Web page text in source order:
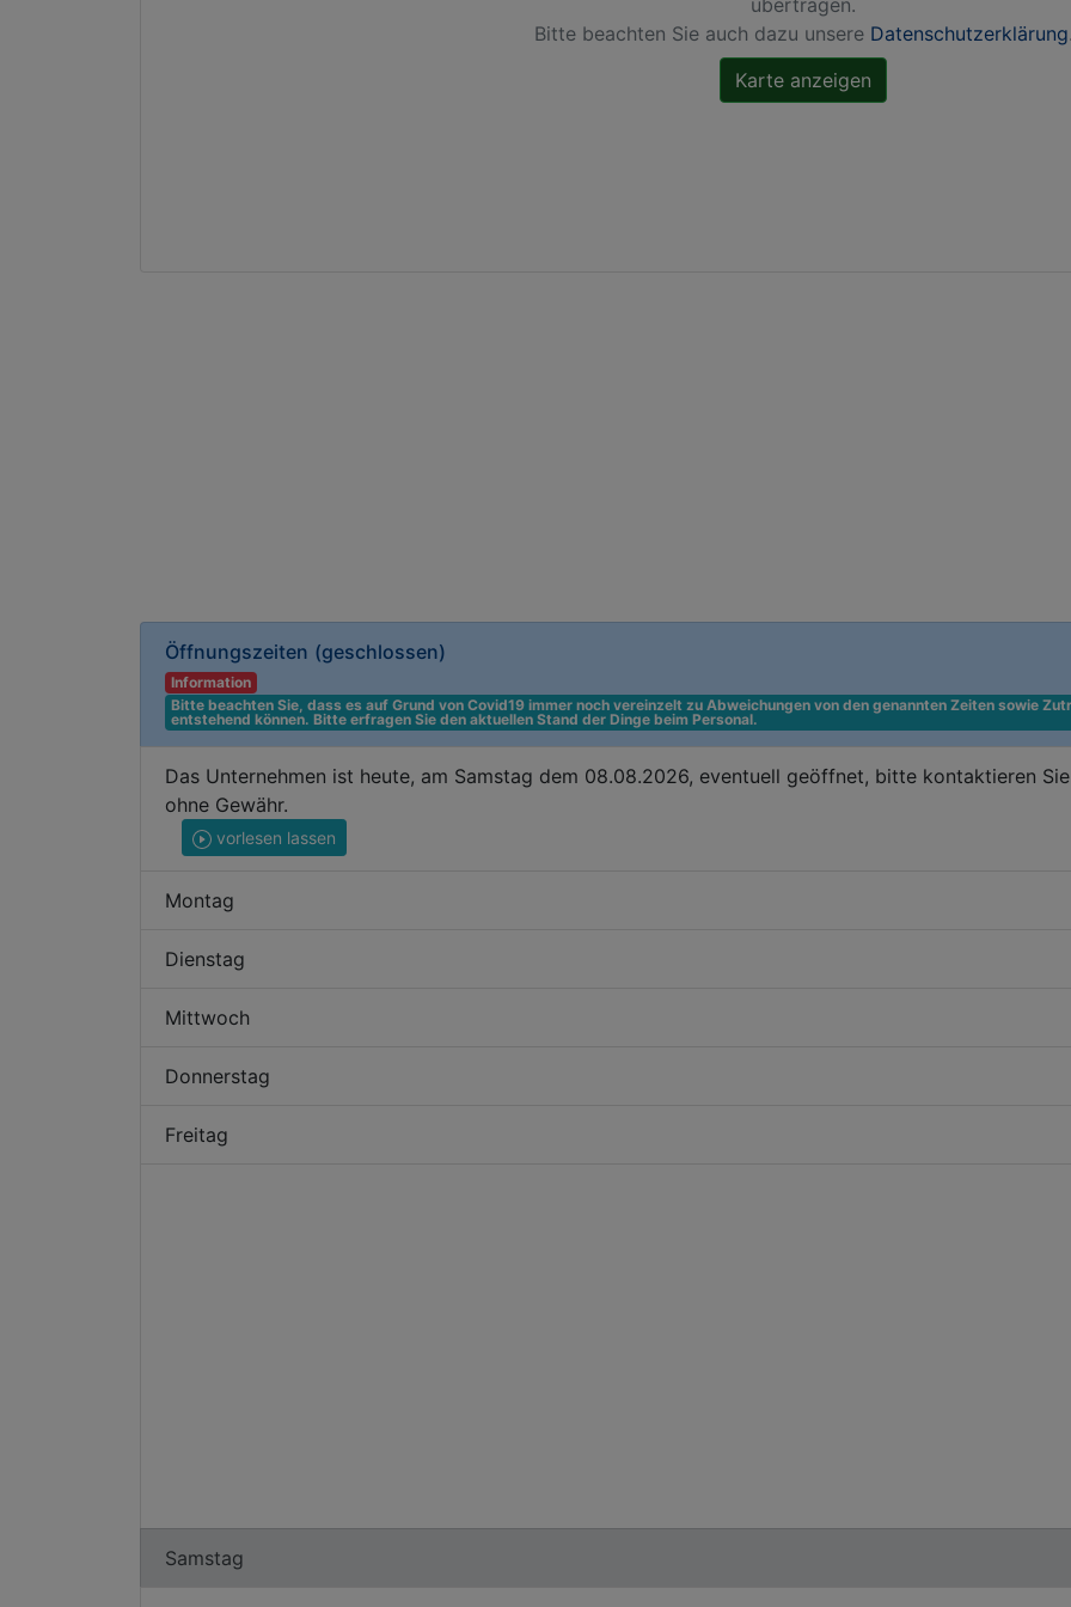
Öffnungszeiten (geschlossen)
Information
Bitte beachten Sie, dass es auf Grund von Covid19 immer noch vereinzelt zu Abweichungen von den genannten Zeiten sowie
entstehend können. Bitte erfragen Sie den aktuellen Stand der Dinge beim Personal.
Das Unternehmen ist heute, am Samstag dem 08.08.2026, eventuell geöffnet, bitte kontaktieren
ohne Gewähr.
vorlesen lassen
Montag
Dienstag
Mittwoch
Donnerstag
Freitag
Samstag
übertragen.
Bitte beachten Sie auch dazu unsere Datenschutzerklärung